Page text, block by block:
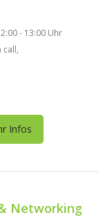
- 13:00 Uhr
call,
Infos
Networking